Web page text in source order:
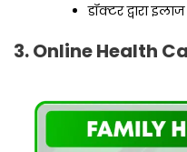
डॉक्टर द्वारा
3. Online Health